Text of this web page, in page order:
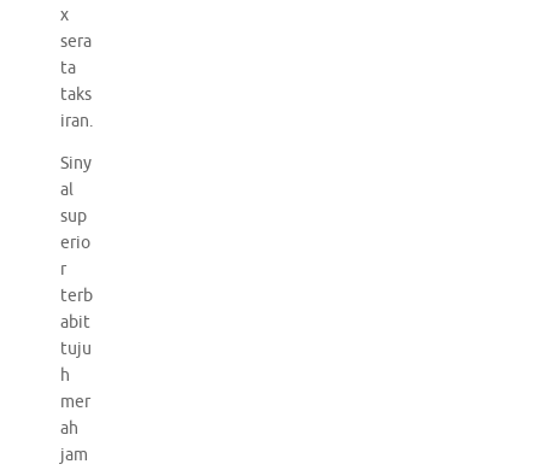
x
sera
ta
taks
iran.
Siny
al
sup
erio
r
terb
abit
tuju
h
mer
ah
jam